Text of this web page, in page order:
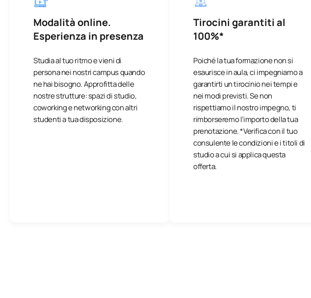
Modalità online.
Esperienza in presenza
Studia al tuo ritmo e vieni di
persona nei nostri campus quando
ne hai bisogno. Approfitta delle
nostre strutture: spazi di studio,
coworking e networking con altri
studenti a tua disposizione.
Tirocini garantiti al
100%*
Poiché la tua formazione non si
esaurisce in aula, ci impegniamo a
garantirti un tirocinio nei tempi e
nei modi previsti. Se non
rispettiamo il nostro impegno, ti
rimborseremo l’importo della tua
prenotazione. *Verifica con il tuo
consulente le condizioni e i titoli di
studio a cui si applica questa
offerta.